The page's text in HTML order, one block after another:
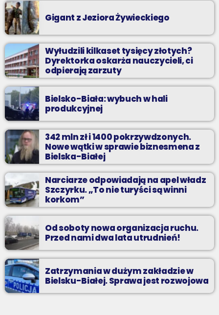
Gigant z Jeziora Żywieckiego
Wyłudzili kilkaset tysięcy złotych?
Dyrektorka oskarża nauczycieli, ci
odpierają zarzuty
Bielsko-Biała: wybuch w hali
produkcyjnej
342 mln zł i 1400 pokrzywdzonych.
Nowe wątki w sprawie biznesmena z
Bielska-Białej
Narciarze odpowiadają na apel władz
Szczyrku. „To nie turyści są winni
korkom”
Od soboty nowa organizacja ruchu.
Przed nami dwa lata utrudnień!
Zatrzymania w dużym zakładzie w
Bielsku-Białej. Sprawa jest rozwojowa